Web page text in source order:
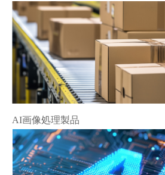
AI画像処理製品